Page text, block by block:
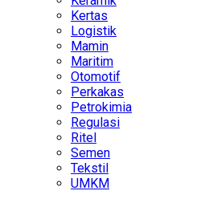
Kertas
Logistik
Mamin
Maritim
Otomotif
Perkakas
Petrokimia
Regulasi
Ritel
Semen
Tekstil
UMKM